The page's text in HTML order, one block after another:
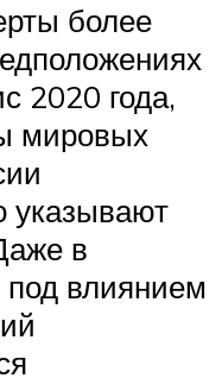
более
2020 года,
мировых
указывают
в
влиянием